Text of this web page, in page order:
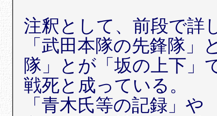
注釈として、前段で詳
「武田本隊の先鋒隊
隊」とが「坂の上下」
戦死と成っている。
「青木氏等の記録」